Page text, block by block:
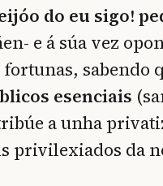
do eu sigo!
e á súa vez
fortunas, sabendo
esenciais
a unha
privilexiados da